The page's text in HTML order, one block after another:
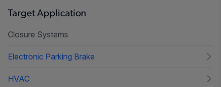
Target Application
Closure Systems
Electronic Parking Brake
HVAC